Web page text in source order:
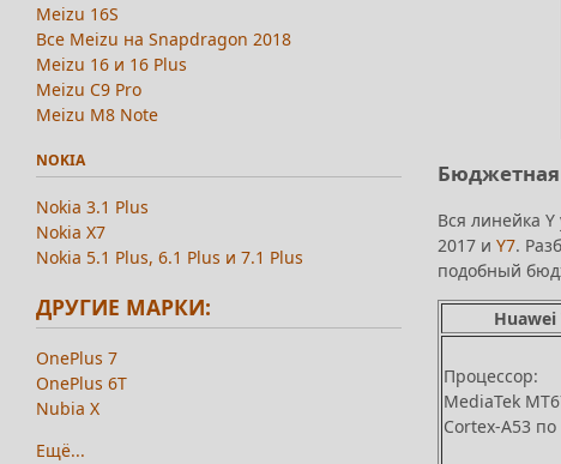
Бюджетная
Вся линейка
2017 и Y7.
подобный
Huawei
Процессор:
MediaTek
Cortex-A53
Meizu 16S
Все Meizu на Snapdragon 2018
Meizu 16 и 16 Plus
Meizu C9 Pro
Meizu M8 Note
NOKIA
Nokia 3.1 Plus
Nokia X7
Nokia 5.1 Plus, 6.1 Plus и 7.1 Plus
ДРУГИЕ МАРКИ:
OnePlus 7
OnePlus 6T
Nubia X
Ещё...